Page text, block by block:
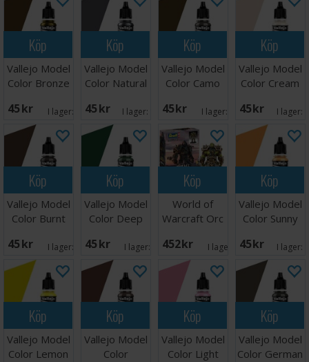
Köp
Vallejo Model
Color Bronze
45 SEK I lager:
Köp
Vallejo Model
Color Natural
45 SEK I lager:
Köp
Vallejo Model
Color Camo
45 SEK I lager:
Köp
Vallejo Model
Color Cream
45 SEK I lager:
Köp
Vallejo Model
Color Burnt
45 SEK I lager:
Köp
Vallejo Model
Color Deep
45 SEK I lager:
Köp
World of
Warcraft Orc
452 SEK I lager: 1
Köp
Vallejo Model
Color Sunny
45 SEK I lager:
Köp
Vallejo Model
Color Lemon
Köp
Vallejo Model
Color
Köp
Vallejo Model
Color Light
Köp
Vallejo Model
Color German